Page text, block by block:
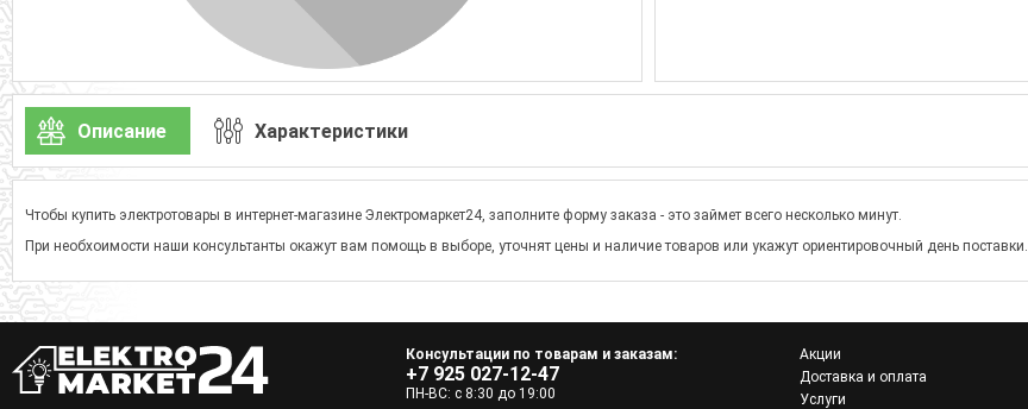
Описание Характеристики
Чтобы купить электротовары в интернет-магазине Электромаркет24, заполните форму заказа - это займет всего несколько минут.
При необхоимости наши консультанты окажут вам помощь в выборе, уточнят цены и наличие товаров или укажут ориентировочный день поставки.
Консультации по товарам и заказам:
+7 925 027-12-47
ПН-ВС: с 8:30 до 19:00
Акции
Доставка и оплата
Услуги